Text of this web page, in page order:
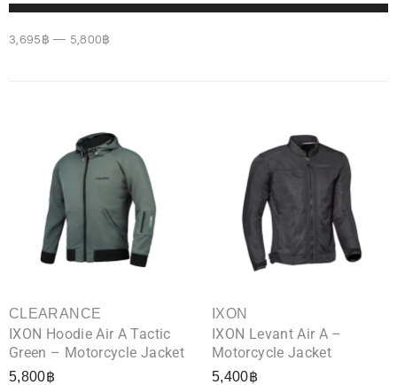
3,695 ฿ — 5,800฿
CLEARANCE
IXON Hoodie Air A Tactic
Green – Motorcycle Jacket
5,800฿
IXON
IXON Levant Air A –
Motorcycle Jacket
5,400฿